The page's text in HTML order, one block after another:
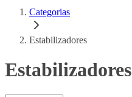
Categorias
Estabilizadores
Estabilizadores